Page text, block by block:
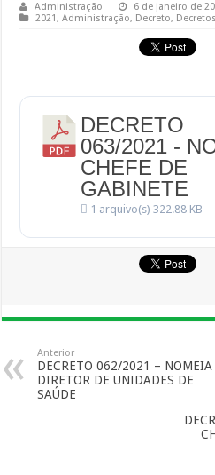
Administração
6 de janeiro de
2021,Administração, Decreto, Decretos
DECRETO
063/2021 -
CHEFE DE
GABINETE
1 arquivo(s)322.88 KB
Anterior
DECRETO 062/2021 – NOMEIA
DIRETOR DE UNIDADES DE
SAÚDE